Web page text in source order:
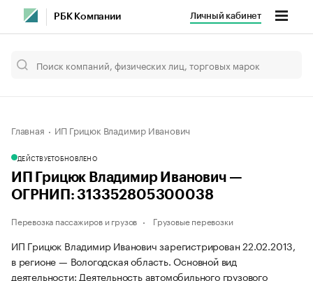
РБК Компании Личный кабинет
Главная ИП Грицюк Владимир Иванович
ДЕЙСТВУЕТОБНОВЛЕНО
ИП Грицюк Владимир Иванович —
ОГРНИП: 313352805300038
Перевозка пассажиров и грузов Грузовые перевозки
ИП Грицюк Владимир Иванович зарегистрирован 22.02.2013,
в регионе — Вологодская область. Основной вид
деятельности: Деятельность автомобильного грузового